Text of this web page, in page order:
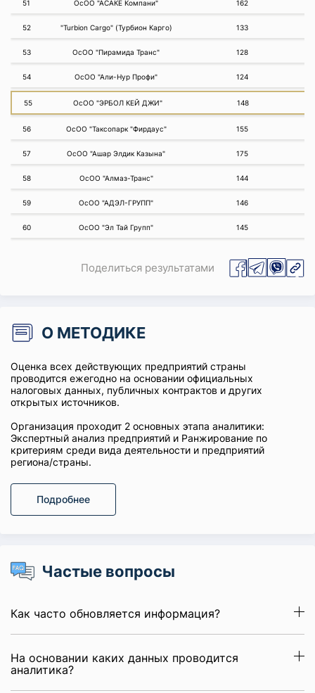
51 ОсОО "АСАКЕ Компани" 162
52 "Turbion Cargo" (Турбион Карго) 133
53 ОсОО "Пирамида Транс" 128
54 ОсОО "Али-Нур Профи" 124
55 ОсОО "ЭРБОЛ КЕЙ ДЖИ" 148
56 ОсОО "Таксопарк "Фирдаус" 155
57 ОсОО "Ашар Элдик Казына" 175
58 ОсОО "Алмаз-Транс" 144
59 ОсОО "АДЭЛ-ГРУПП" 146
60 ОсОО "Эл Тай Групп" 145
Поделиться результатами
О МЕТОДИКЕ
Оценка всех действующих предприятий страны
проводится ежегодно на основании официальных
налоговых данных, публичных контрактов и других
открытых источников.
Организация проходит 2 основных этапа аналитики:
Экспертный анализ предприятий и Ранжирование по
критериям среди вида деятельности и предприятий
региона/страны.
Подробнее
Частые вопросы
Как часто обновляется информация?
На основании каких данных проводится
аналитика?